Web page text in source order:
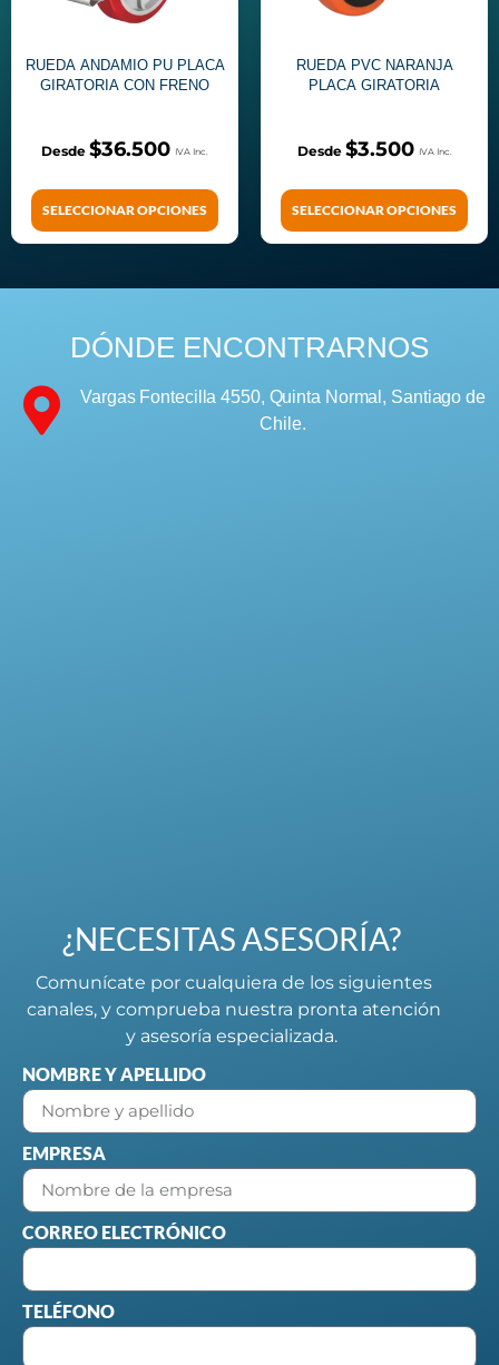
RUEDA ANDAMIO PU PLACA
GIRATORIA CON FRENO
$36.500
SELECCIONAR OPCIONES
RUEDA PVC NARANJA
PLACA GIRATORIA
$3.500
SELECCIONAR OPCIONES
DÓNDE ENCONTRARNOS
Vargas Fontecilla 4550, Quinta Normal, Santiago de
Chile.
¿NECESITAS ASESORÍA?
Comunícate por cualquiera de los siguientes
canales, y comprueba nuestra pronta atención
y asesoría especializada.
NOMBRE Y APELLIDO
EMPRESA
CORREO ELECTRÓNICO
TELÉFONO